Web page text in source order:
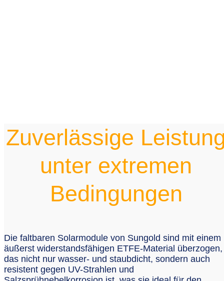
Zuverlässige
unter extremen
Bedingungen
Die faltbaren Solarmodule von Sungold sind mit einem
äußerst widerstandsfähigen ETFE-Material überzogen,
das nicht nur wasser- und staubdicht, sondern auch
resistent gegen UV-Strahlen und